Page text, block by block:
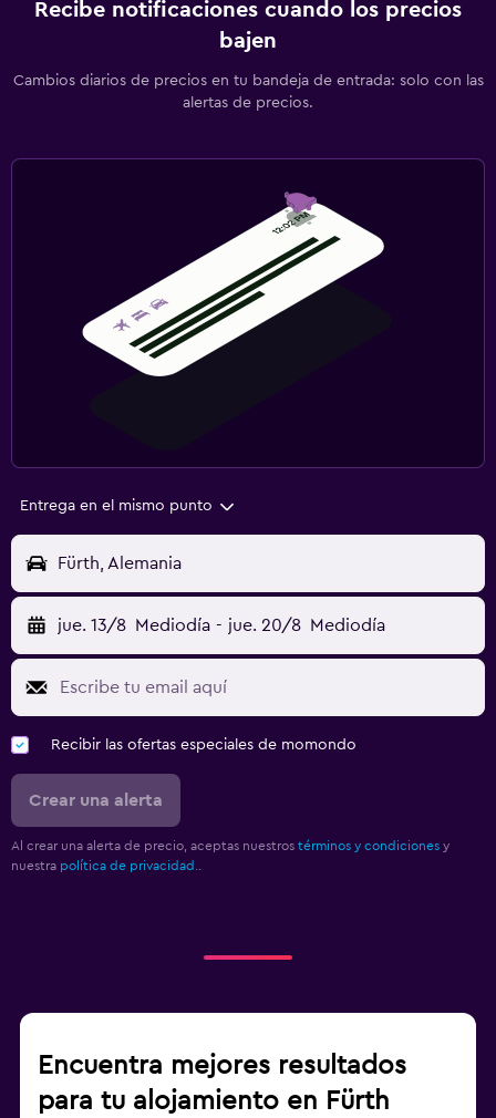
Recibe notificaciones cuando los precios
bajen
Cambios diarios de precios en tu bandeja de entrada: solo con las
alertas de precios.
Entrega en el mismo punto
Fürth, Alemania
jue. 13/8 Mediodía - jue. 20/8 Mediodía
Recibir las ofertas especiales de momondo
Crear una alerta
Al crear una alerta de precio, aceptas nuestros términos y condiciones y
nuestra política de privacidad..
Encuentra mejores resultados
para tu alojamiento en Fürth